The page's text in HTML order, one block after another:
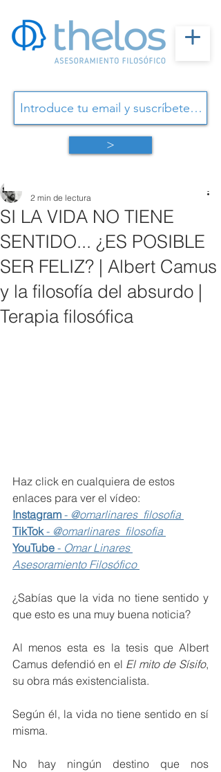
SI LA VIDA NO TIENE
SENTIDO... ¿ES POSIBLE
SER FELIZ? | Albert Camus
y la filosofía del absurdo |
Terapia filosófica
2 min de lectura
Haz click en cualquiera de estos
enlaces para ver el vídeo:
Instagram - @omarlinares_filosofia
TikTok - @omarlinares_filosofia
YouTube - Omar Linares
Asesoramiento Filosófico
¿Sabías que la vida no tiene sentido y
que esto es una muy buena noticia?
Al menos esta es la tesis que Albert
Camus defendió en el El mito de Sísifo,
su obra más existencialista.
Según él, la vida no tiene sentido en sí
misma.
No hay ningún destino que nos
>